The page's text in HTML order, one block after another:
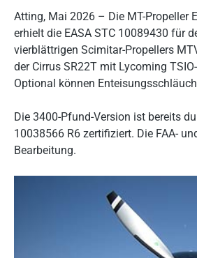
Atting, Mai 2026 – Die MT-Propeller
erhielt die EASA STC 10089430 für
vierblättrigen Scimitar-Propellers
der Cirrus SR22T mit Lycoming
Optional können
Die 3400-Pfund-Version ist bereits
10038566 R6 zertifiziert. Die FAA-
Bearbeitung.